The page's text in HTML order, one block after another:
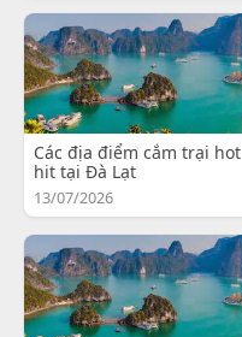
Các địa điểm cắm trại hot
hit tại Đà Lạt
13/07/2026